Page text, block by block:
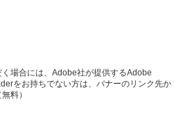
場合には、Adobe社が提供するAdobe
をお持ちでない方は、バナーのリンク先か
料）